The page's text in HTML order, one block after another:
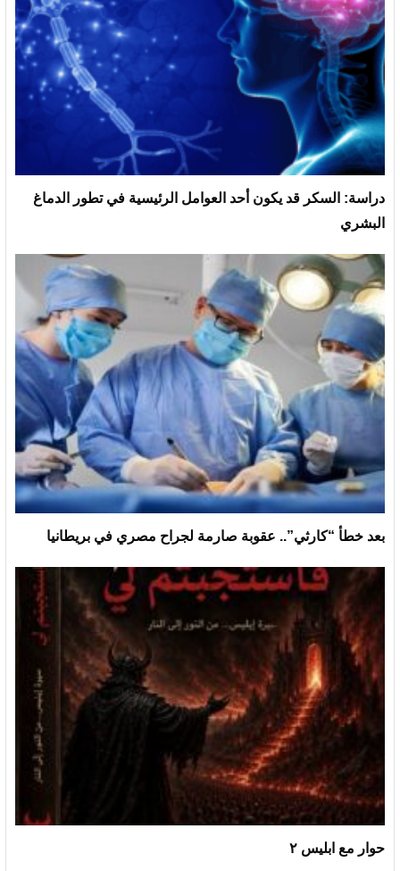
دراسة: السكر قد يكون أحد العوامل الرئيسية في تطور الدماغ
البشري
بعد خطأ “كارثي”.. عقوبة صارمة لجراح مصري في بريطانيا
حوار مع ابليس ٢